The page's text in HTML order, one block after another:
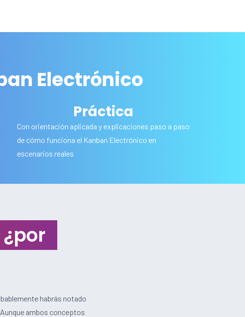
Electrónico
Práctica
Con orientación aplicada y explicaciones paso a paso
de cómo funciona el Kanban Electrónico en
escenarios reales
habrás notado
ambos conceptos